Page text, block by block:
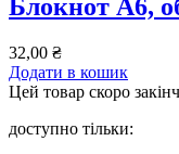
Блокнот А6,
32,00 ₴
Додати в кошик
Цей товар скоро
доступно тільки: